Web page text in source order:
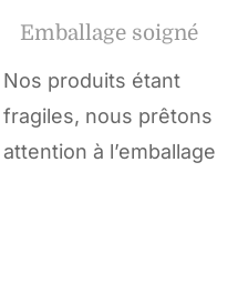
Emballage soigné
Nos produits étant
fragiles, nous prêtons
attention à l’emballage